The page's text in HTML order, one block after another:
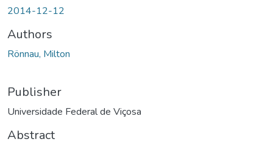
2014-12-12
Authors
Rönnau, Milton
Publisher
Universidade Federal de Viçosa
Abstract